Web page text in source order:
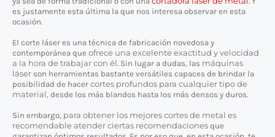
es justamente esta última la que nos interesa observar en esta
ocasión.
El corte láser es una técnica de fabricación novedosa y
contemporánea que ofrece una excelente exactitud y velocidad
a la hora de trabajar con él. Sin lugar a dudas, las máquinas
láser son herramientas bastante versátiles capaces de brindar la
posibilidad de hacer cortes profundos para cualquier tipo de
material, desde los más blandos hasta los más densos y duros.
Sin embargo, para obtener los mejores cortes de metal es
recomendable atender ciertas recomendaciones que